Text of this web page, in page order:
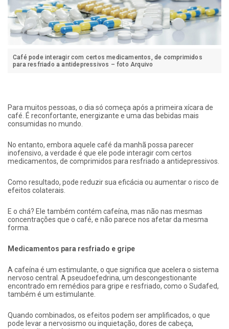
Café pode interagir com certos medicamentos, de comprimidos
para resfriado a antidepressivos – foto Arquivo
Para muitos pessoas, o dia só começa após a primeira xícara de
café. É reconfortante, energizante e uma das bebidas mais
consumidas no mundo.
No entanto, embora aquele café da manhã possa parecer
inofensivo, a verdade é que ele pode interagir com certos
medicamentos, de comprimidos para resfriado a antidepressivos.
Como resultado, pode reduzir sua eficácia ou aumentar o risco de
efeitos colaterais.
E o chá? Ele também contém cafeína, mas não nas mesmas
concentrações que o café, e não parece nos afetar da mesma
forma.
Medicamentos para resfriado e gripe
A cafeína é um estimulante, o que significa que acelera o sistema
nervoso central. A pseudoefedrina, um descongestionante
encontrado em remédios para gripe e resfriado, como o Sudafed,
também é um estimulante.
Quando combinados, os efeitos podem ser amplificados, o que
pode levar a nervosismo ou inquietação, dores de cabeça,